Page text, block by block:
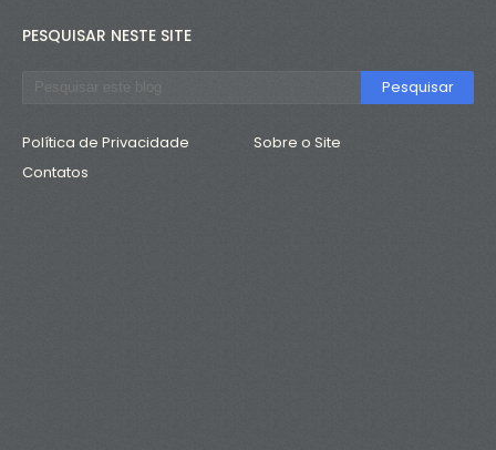
PESQUISAR NESTE SITE
Política de Privacidade
Sobre o Site
Contatos